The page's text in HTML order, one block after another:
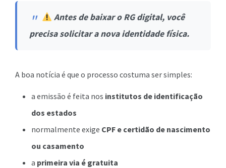
Antes de baixar o RG digital, você
precisa solicitar a nova identidade física.
A boa notícia é que o processo costuma ser simples:
a emissão é feita nos institutos de identificação
dos estados
normalmente exige CPF e certidão de nascimento
ou casamento
a primeira via é gratuita